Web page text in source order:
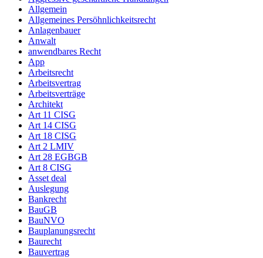
Allgemein
Allgemeines Persöhnlichkeitsrecht
Anlagenbauer
Anwalt
anwendbares Recht
App
Arbeitsrecht
Arbeitsvertrag
Arbeitsverträge
Architekt
Art 11 CISG
Art 14 CISG
Art 18 CISG
Art 2 LMIV
Art 28 EGBGB
Art 8 CISG
Asset deal
Auslegung
Bankrecht
BauGB
BauNVO
Bauplanungsrecht
Baurecht
Bauvertrag